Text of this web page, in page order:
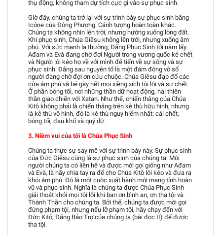
thụ động, không tham dự tích cực gì vào sự phục sinh.
Giờ đây, chúng ta trở lại với sự trình bày sự phục sinh bằng
Icône của Đông Phương. Cảnh tượng hoàn toàn khác.
Chúng ta không nhìn lên trời, nhưng hướng xuống lòng đất.
Khi phục sinh, Chúa Giêsu không lên trời, nhưng xuống âm
phủ. Với sức mạnh lạ thường, Đấng Phục Sinh tới nắm lấy
Ađam và Evà đang chờ đợi Người trong vương quốc kẻ chết
và Người lôi kéo họ về với mình để tiến về sự sống và sự
phục sinh. Đằng sau nguyên tổ là một đám đông vô số
người đang chờ đợi ơn cứu chuộc. Chúa Giêsu đạp đổ các
cửa âm phủ và bẻ gãy hết mọi xiềng xích tội lỗi và sự chết.
Ở phần bóng tối, nơi những thần dữ hoạt động, hai thiên
thần giao chiến với Xatan. Như thế, chiến thắng của Chúa
Kitô không phải là chiến thắng trên kẻ thù hữu hình, nhưng
là kẻ thù vô hình, đó là kè thù nguy hiểm nhất: cái chết,
bóng tối, đau khổ và quỷ dữ.
3. Niềm vui của tôi là Chúa Phục Sinh
Chúng ta thực sự say mê với sự trình bày này. Sự phục sinh
của Đức Giêsu cũng là sự phục sinh của chúng ta. Mỗi
người chúng ta có liên hệ và được mời gọi giống như Ađam
và Evà, là hãy chìa tay ra để cho Chúa Kitô lôi kéo và đưa ra
khỏi âm phủ. Đó là một cuộc xuất hành mới mang tính hoàn
vũ và phục sinh. Nghĩa là chúng ta được Chúa Phục Sinh
giải thoát khỏi mọi tội lỗi khi ban ơn bình an, ơn tha tội và
Thánh Thần cho chúng ta. Bởi thế, chúng ta được mời gọi
đừng phạm tội, nhưng nếu lỡ phạm tội, hãy chạy đến với
Đức Kitô, Đấng Bảo Trợ của chúng ta (bài đọc II) để được
tha tội.